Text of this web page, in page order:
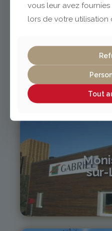
Vichy
04
vous leur avez
lors de votre utilisation
Tout